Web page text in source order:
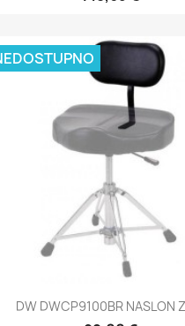
DW DWCP9100BR NASLON